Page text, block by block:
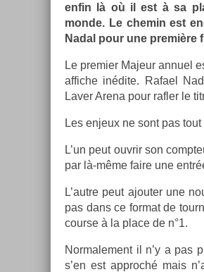
enfin là où il est à sa
monde. Le chemin est
Nadal pour une première
Le pre­mi­er Majeur an­nuel
af­fiche inédite. Rafael
Laver Arena pour rafl­er le
Les en­jeux ne sont pas
L’un peut ouv­rir son
par là-même faire une
L’autre peut ajout­er une
pas dans ce for­mat de
co­ur­se à la place de n°1.
Nor­male­ment il n’y a pas
s’en est approché mais